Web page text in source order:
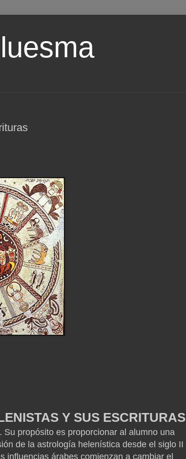
Y SUS ESCRITURAS
Su propósito es proporcionar al alumno una
de la astrología helenística desde el siglo II
influencias árabes comienzan a cambiar el